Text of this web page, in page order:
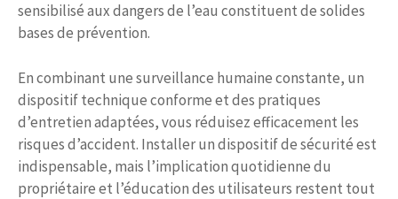
sensibilisé aux dangers de l’eau constituent de solides
bases de prévention.
En combinant une surveillance humaine constante, un
dispositif technique conforme et des pratiques
d’entretien adaptées, vous réduisez efficacement les
risques d’accident. Installer un dispositif de sécurité est
indispensable, mais l’implication quotidienne du
propriétaire et l’éducation des utilisateurs restent tout